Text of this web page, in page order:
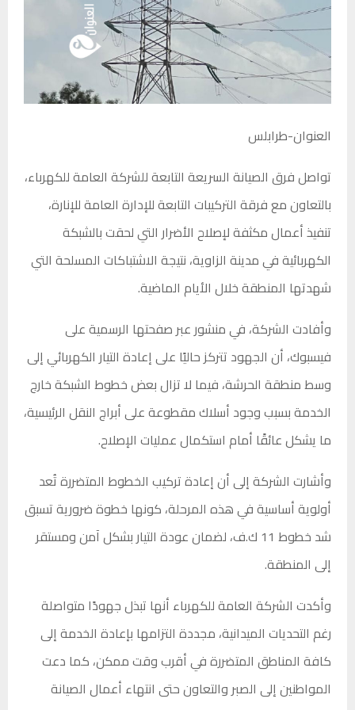
العنوان-طرابلس
تواصل فرق الصيانة السريعة التابعة للشركة العامة للكهرباء،
بالتعاون مع فرقة التركيبات التابعة للإدارة العامة للإنارة،
تنفيذ أعمال مكثفة لإصلاح الأضرار التي لحقت بالشبكة
الكهربائية في مدينة الزاوية، نتيجة الاشتباكات المسلحة التي
شهدتها المنطقة خلال الأيام الماضية.
وأفادت الشركة، في منشور عبر صفحتها الرسمية على
فيسبوك، أن الجهود تتركز حاليًا على إعادة التيار الكهربائي إلى
وسط منطقة الحرشة، فيما لا تزال بعض خطوط الشبكة خارج
الخدمة بسبب وجود أسلاك مقطوعة على أبراج النقل الرئيسية،
ما يشكل عائقًا أمام استكمال عمليات الإصلاح.
وأشارت الشركة إلى أن إعادة تركيب الخطوط المتضررة تُعد
أولوية أساسية في هذه المرحلة، كونها خطوة ضرورية تسبق
شد خطوط 11 ك.ف، لضمان عودة التيار بشكل آمن ومستقر
إلى المنطقة.
وأكدت الشركة العامة للكهرباء أنها تبذل جهودًا متواصلة
رغم التحديات الميدانية، مجددة التزامها بإعادة الخدمة إلى
كافة المناطق المتضررة في أقرب وقت ممكن، كما دعت
المواطنين إلى الصبر والتعاون حتى انتهاء أعمال الصيانة